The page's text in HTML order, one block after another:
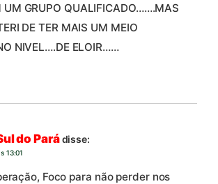
UM GRUPO QUALIFICADO…….MAS
DE TER MAIS UM MEIO
NIVEL….DE ELOIR……
do Parádisse:
13:01
Foco para não perder nos